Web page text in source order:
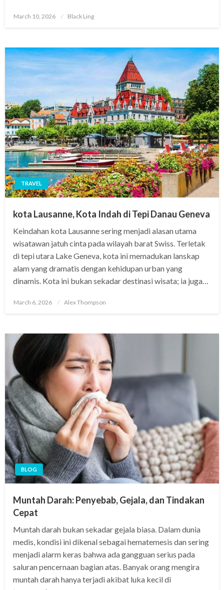
Posted
March 10, 2026 Black Ling
TRAVEL
kota Lausanne, Kota Indah di Tepi Danau Geneva
Keindahan kota Lausanne sering menjadi alasan utama
wisatawan jatuh cinta pada wilayah barat Swiss. Terletak
di tepi utara Lake Geneva, kota ini memadukan lanskap
alam yang dramatis dengan kehidupan urban yang
dinamis. Kota ini bukan sekadar destinasi wisata; ia juga…
Posted
March 6, 2026 Alex Thompson
BLOG
Muntah Darah: Penyebab, Gejala, dan Tindakan
Cepat
Muntah darah bukan sekadar gejala biasa. Dalam dunia
medis, kondisi ini dikenal sebagai hematemesis dan sering
menjadi alarm keras bahwa ada gangguan serius pada
saluran pencernaan bagian atas. Banyak orang mengira
muntah darah hanya terjadi akibat luka kecil di